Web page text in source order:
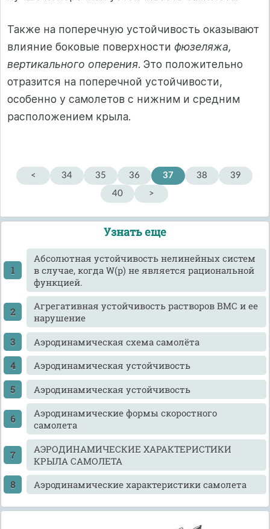
Также на поперечную устойчивость оказывают
влияние боковые поверхности фюзеляжа,
вертикального оперения. Это положительно
отразится на поперечной устойчивости,
особенно у самолетов с нижним и средним
расположением крыла.
< 34 35 36 37 38
39
40
>
Узнать еще
Абсолютная устойчивость нелинейных систем
в случае, когда W(p) не является рациональной
функцией.
Агрегативная устойчивость растворов ВМС и ее
нарушение
Аэродинамическая схема самолёта
Аэродинамическая устойчивость
Аэродинамическая устойчивость
Аэродинамические формы скоростного
самолета
АЭРОДИНАМИЧЕСКИЕ ХАРАКТЕРИСТИКИ
КРЫЛА САМОЛЕТА
Аэродинамические характеристики самолета